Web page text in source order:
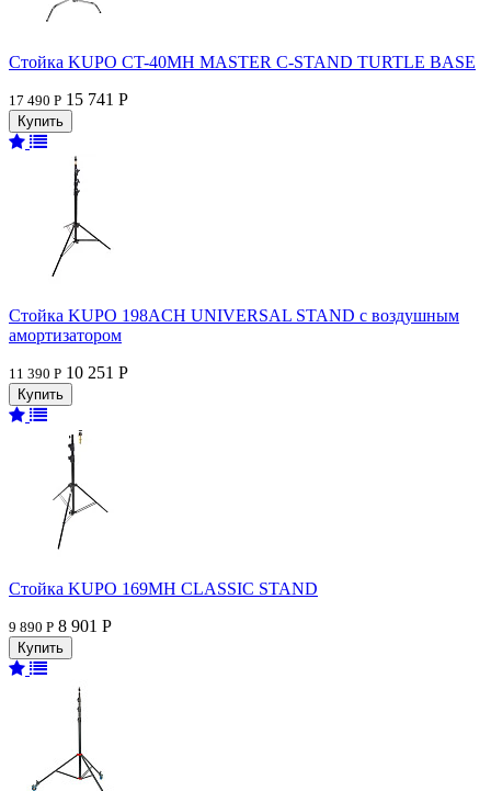
Стойка KUPO CT-40MH MASTER C-STAND TURTLE BASE
17 490 Р 15 741 Р
Стойка KUPO 198ACH UNIVERSAL STAND с воздушным
амортизатором
11 390 Р 10 251 Р
Стойка KUPO 169MH CLASSIC STAND
9 890 Р 8 901 Р